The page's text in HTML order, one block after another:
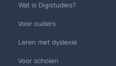
Wat is Digistudies?
Voor ouders
Leren met dyslexie
Voor scholen